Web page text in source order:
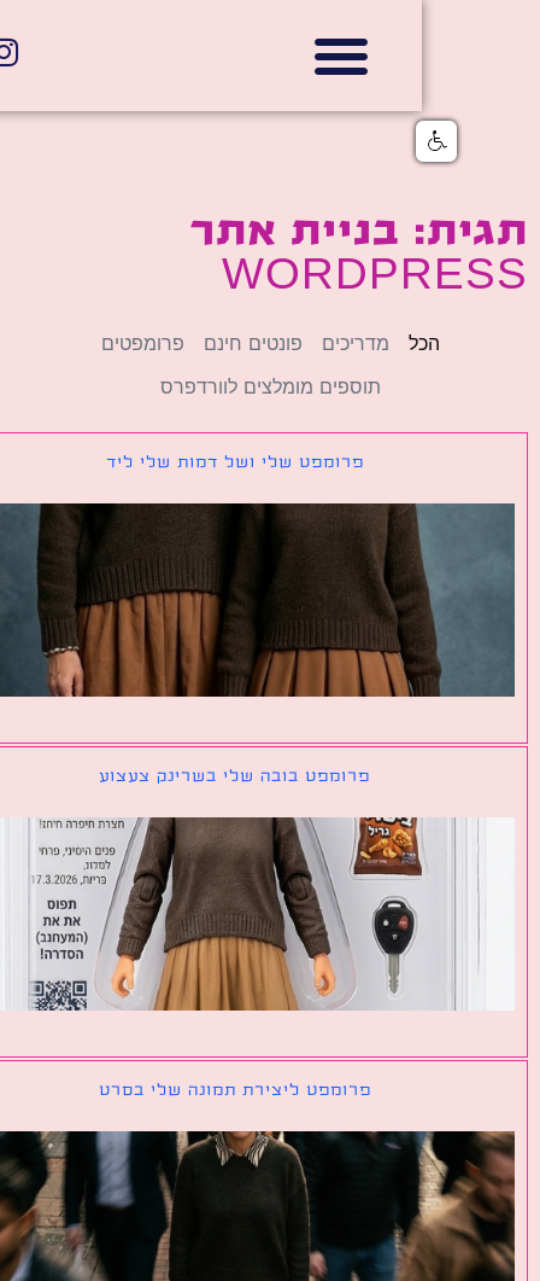
בניית אתר
מדריכים פונטים חינם
פרומפטים
תוספים מומלצים לוורדפרס
פרומפט שלי ושל דמות שלי ליד
פרומפט בובה שלי בשרינק צעצוע
פרומפט ליצירת תמונה שלי בסרט